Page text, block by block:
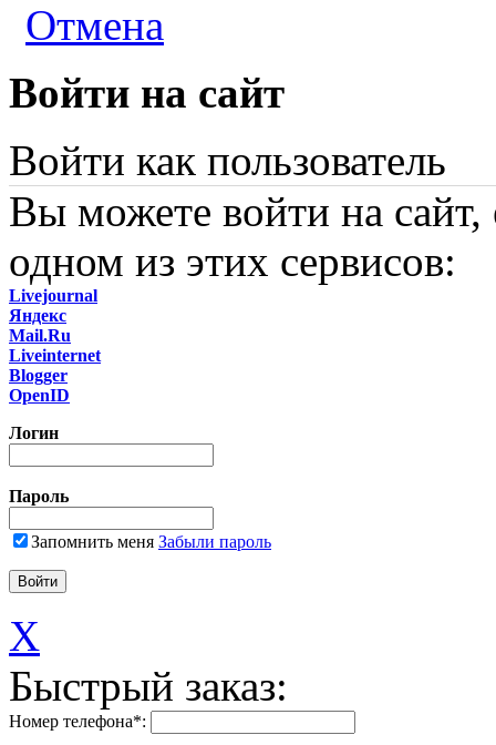
Отмена
Войти на сайт
Войти как пользователь
Вы можете войти на сайт,
одном из этих сервисов:
Livejournal
Яндекс
Mail.Ru
Liveinternet
Blogger
OpenID
Логин
Пароль
Запомнить меня Забыли пароль
X
Быстрый заказ:
Номер телефона*: